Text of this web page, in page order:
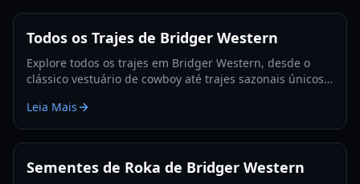
Todos os Trajes de Bridger Western
Explore todos os trajes em Bridger Western, desde o
clássico vestuário de cowboy até trajes sazonais únicos,
Leia Mais
Sementes de Roka de Bridger Western